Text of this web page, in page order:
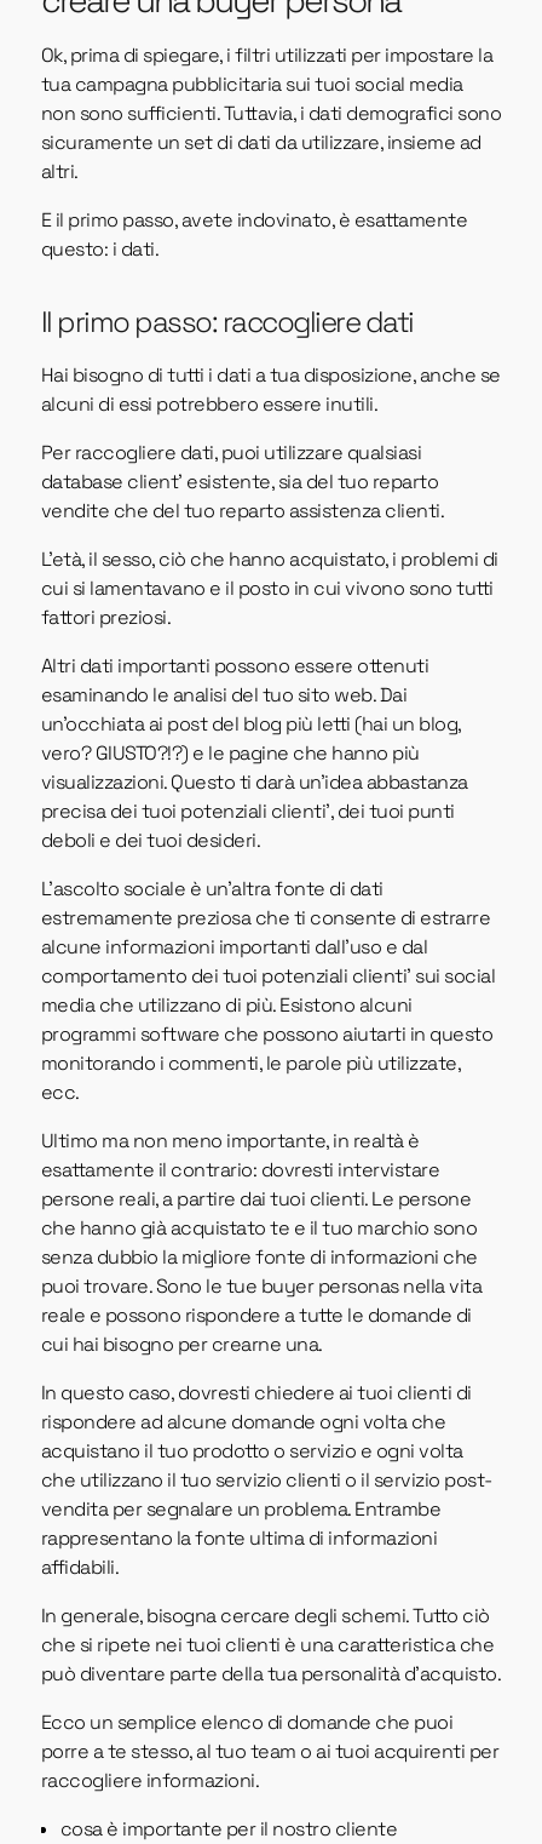
Ok, prima di spiegare, i filtri utilizzati per impostare la
tua campagna pubblicitaria sui tuoi social media
non sono sufficienti. Tuttavia, i dati demografici sono
sicuramente un set di dati da utilizzare, insieme ad
altri.
E il primo passo, avete indovinato, è esattamente
questo: i dati.
Il primo passo: raccogliere dati
Hai bisogno di tutti i dati a tua disposizione, anche se
alcuni di essi potrebbero essere inutili.
Per raccogliere dati, puoi utilizzare qualsiasi
database client’ esistente, sia del tuo reparto
vendite che del tuo reparto assistenza clienti.
L'età, il sesso, ciò che hanno acquistato, i problemi di
cui si lamentavano e il posto in cui vivono sono tutti
fattori preziosi.
Altri dati importanti possono essere ottenuti
esaminando le analisi del tuo sito web. Dai
un'occhiata ai post del blog più letti (hai un blog,
vero? GIUSTO?!?) e le pagine che hanno più
visualizzazioni. Questo ti darà un'idea abbastanza
precisa dei tuoi potenziali clienti’, dei tuoi punti
deboli e dei tuoi desideri.
L'ascolto sociale è un'altra fonte di dati
estremamente preziosa che ti consente di estrarre
alcune informazioni importanti dall'uso e dal
comportamento dei tuoi potenziali clienti’ sui social
media che utilizzano di più. Esistono alcuni
programmi software che possono aiutarti in questo
monitorando i commenti, le parole più utilizzate,
ecc.
Ultimo ma non meno importante, in realtà è
esattamente il contrario: dovresti intervistare
persone reali, a partire dai tuoi clienti. Le persone
che hanno già acquistato te e il tuo marchio sono
senza dubbio la migliore fonte di informazioni che
puoi trovare. Sono le tue buyer personas nella vita
reale e possono rispondere a tutte le domande di
cui hai bisogno per crearne una.
In questo caso, dovresti chiedere ai tuoi clienti di
rispondere ad alcune domande ogni volta che
acquistano il tuo prodotto o servizio e ogni volta
che utilizzano il tuo servizio clienti o il servizio post-
vendita per segnalare un problema. Entrambe
rappresentano la fonte ultima di informazioni
affidabili.
In generale, bisogna cercare degli schemi. Tutto ciò
che si ripete nei tuoi clienti è una caratteristica che
può diventare parte della tua personalità d'acquisto.
Ecco un semplice elenco di domande che puoi
porre a te stesso, al tuo team o ai tuoi acquirenti per
raccogliere informazioni.
cosa è importante per il nostro cliente